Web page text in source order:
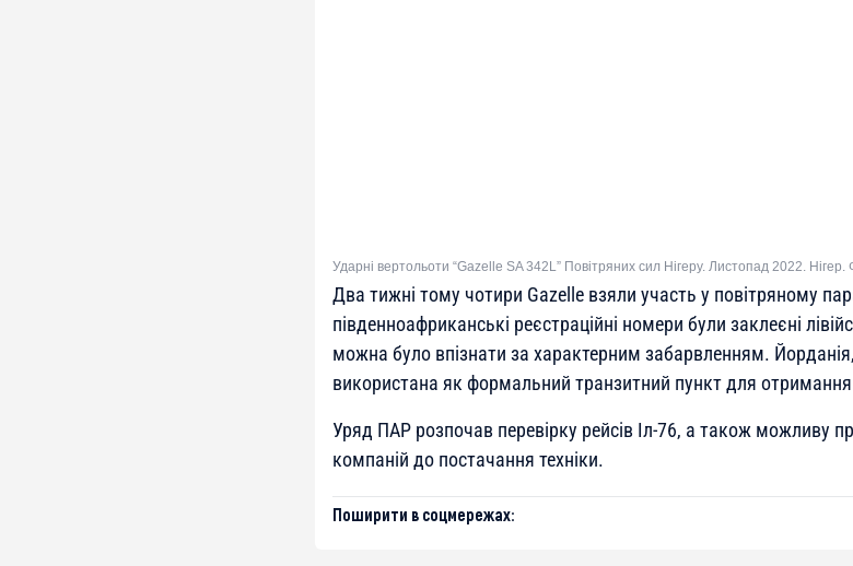
Ударні вертольоти “Gazelle SA 342L” Повітряних сил Нігеру. Листопад 2022.
Два тижні тому чотири Gazelle взяли участь у повітряному
південноафриканські реєстраційні номери були заклеєні
можна було впізнати за характерним забарвленням.
використана як формальний транзитний пункт для отримання
Уряд ПАР розпочав перевірку рейсів Іл-76, а також можливу
компаній до постачання техніки.
Поширити в соцмережах: